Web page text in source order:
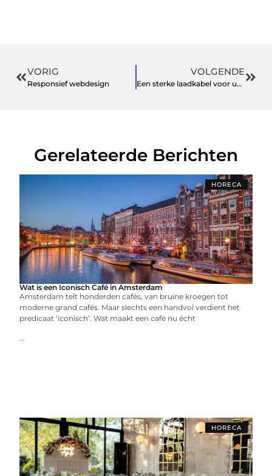
VORIG
Responsief webdesign
VOLGENDE
Een sterke laadkabel voor uw elektrische auto
Gerelateerde Berichten
HORECA
Wat is een Iconisch Café in Amsterdam
Amsterdam telt honderden cafés, van bruine kroegen tot
moderne grand cafés. Maar slechts een handvol verdient het
predicaat ‘iconisch’. Wat maakt een café nu écht
...
HORECA